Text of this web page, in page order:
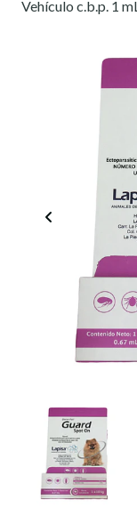
Vehículo c.b.p. 1